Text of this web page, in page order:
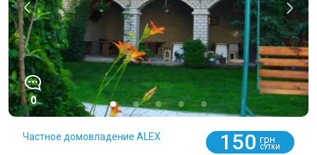
0
Частное домовладение ALEX 150 грн
СУТКИ